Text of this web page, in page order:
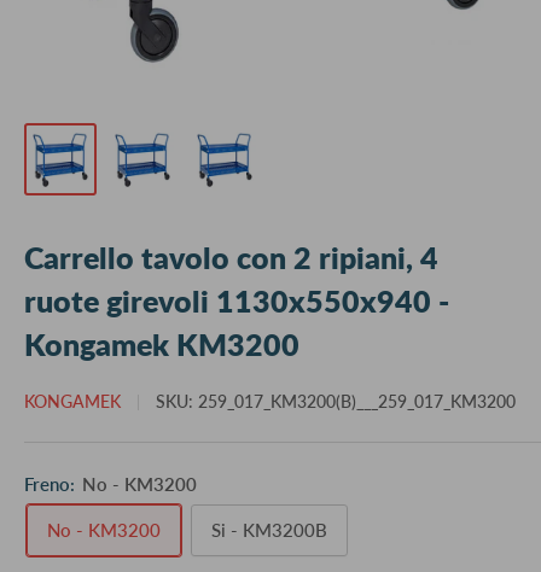
Carrello tavolo con 2 ripiani, 4
ruote girevoli 1130x550x940 -
Kongamek KM3200
KONGAMEK SKU: 259_017_KM3200(B)___259_017_KM3200
Freno: No - KM3200
No - KM3200 Si - KM3200B